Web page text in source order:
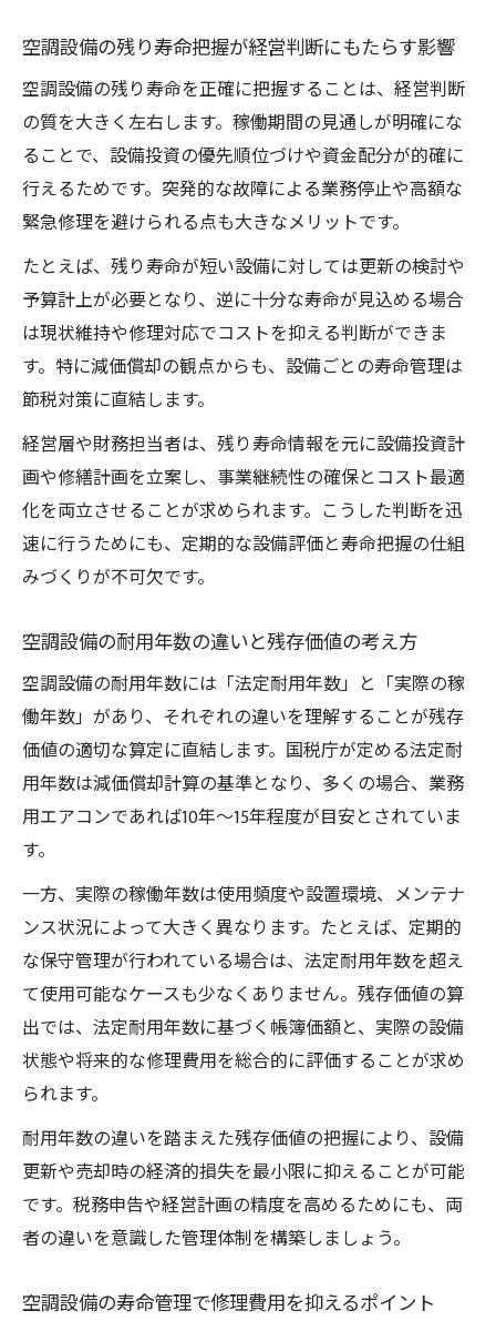
影響
空調設備の状態診断で最適な意思決定を実
現
国税庁基準に基づく空調設備減価償却の実務
空調設備減価償却の基礎と国税庁の耐用年
数解説
空調設備の減価償却計算で押さえるべきポ
イント
空調設備の耐用年数 国税庁基準の選定方法
空調設備の償却期間に応じた経費計上の注
意点
空調設備の法定耐用年数別減価償却率の活
用法
メンテナンス歴が空調設備の寿命へ与える影響
空調設備の定期メンテナンスが寿命延長に
直結する理由
空調設備メンテナンス履歴で寿命予測の精
度を上げる
空調設備の寿命に影響する主なメンテナン
スポイント
空調設備の法定耐用年数超過時メンテナン
ス活用法
空調設備の寿命サインを見逃さないチェック法
空調設備の異音や異臭から寿命サインを見
極める
空調設備の劣化症状と早期発見のためのチ
ェック項目
解説
空調設備の消耗部品交換で寿命を延ばす実
践法
空調設備の省エネ性能低下は寿命の合図と
空調設備の残り寿命把握が経営判断にもたらす影響
空調設備の残り寿命を正確に把握することは、経営判断
の質を大きく左右します。稼働期間の見通しが明確にな
ることで、設備投資の優先順位づけや資金配分が的確に
行えるためです。突発的な故障による業務停止や高額な
緊急修理を避けられる点も大きなメリットです。
たとえば、残り寿命が短い設備に対しては更新の検討や
予算計上が必要となり、逆に十分な寿命が見込める場合
は現状維持や修理対応でコストを抑える判断ができま
す。特に減価償却の観点からも、設備ごとの寿命管理は
節税対策に直結します。
経営層や財務担当者は、残り寿命情報を元に設備投資計
画や修繕計画を立案し、事業継続性の確保とコスト最適
化を両立させることが求められます。こうした判断を迅
速に行うためにも、定期的な設備評価と寿命把握の仕組
みづくりが不可欠です。
空調設備の耐用年数の違いと残存価値の考え方
空調設備の耐用年数には「法定耐用年数」と「実際の稼
働年数」があり、それぞれの違いを理解することが残存
価値の適切な算定に直結します。国税庁が定める法定耐
用年数は減価償却計算の基準となり、多くの場合、業務
用エアコンであれば10年～15年程度が目安とされていま
す。
一方、実際の稼働年数は使用頻度や設置環境、メンテナ
ンス状況によって大きく異なります。たとえば、定期的
な保守管理が行われている場合は、法定耐用年数を超え
て使用可能なケースも少なくありません。残存価値の算
出では、法定耐用年数に基づく帳簿価額と、実際の設備
状態や将来的な修理費用を総合的に評価することが求め
られます。
耐用年数の違いを踏まえた残存価値の把握により、設備
更新や売却時の経済的損失を最小限に抑えることが可能
です。税務申告や経営計画の精度を高めるためにも、両
者の違いを意識した管理体制を構築しましょう。
空調設備の寿命管理で修理費用を抑えるポイント